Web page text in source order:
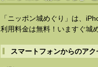
「ニッポン城めぐり」は、
利用料金は無料！いますぐ城
スマートフォンからのアク